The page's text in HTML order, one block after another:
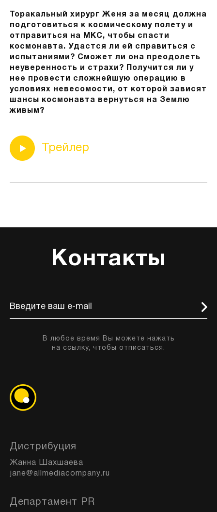
Торакальный хирург Женя за месяц должна
подготовиться к космическому полету и
отправиться на МКС, чтобы спасти
космонавта. Удастся ли ей справиться с
испытаниями? Сможет ли она преодолеть
неуверенность и страхи? Получится ли у
нее провести сложнейшую операцию в
условиях невесомости, от которой зависят
шансы космонавта вернуться на Землю
живым?
Трейлер
Контакты
В любое время Вы можете нажать
на ссылку, чтобы отписаться.
Дистрибуция
Жанна Шахшаева
jane@allmediacompany.ru
Департамент PR